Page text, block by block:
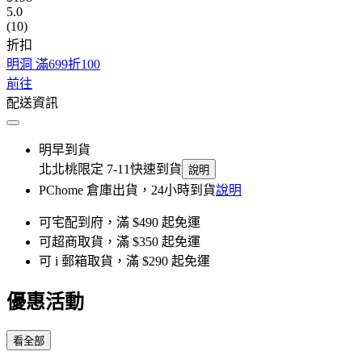
5.0
(10)
折扣
明洞 滿699折100
前往
配送資訊
明早到貨
北北桃限定 7-11快速到貨 說明
PChome 倉庫出貨，24小時到貨說明
可宅配到府，滿 $490 起免運
可超商取貨，滿 $350 起免運
可 i 郵箱取貨，滿 $290 起免運
優惠活動
看全部